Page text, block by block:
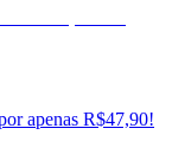
apenas R$47,90!